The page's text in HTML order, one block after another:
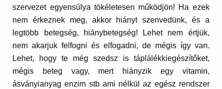
szervezet egyensúlya tökéletesen működjön! Ha ezek
nem érkeznek meg, akkor hiányt szenvedünk, és a
legtöbb betegség, hiánybetegség! Lehet nem értjük,
nem akarjuk felfogni és elfogadni, de mégis így van.
Lehet, hogy te még szedsz is táplálékkiegészítőket,
mégis beteg vagy, mert hiányzik egy vitamin,
ásványianyag enzim stb ami nélkül az egész rendszer